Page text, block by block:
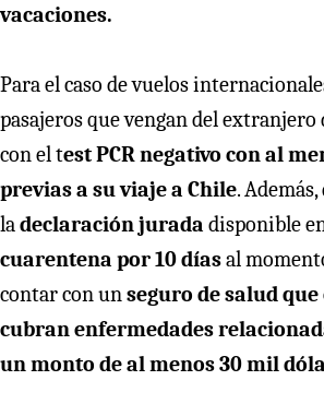
vacaciones.
Para el caso de vuelos
pasajeros que vengan del
con el test PCR negativo con al
previas a su viaje a Chile.
ladeclaración jurada disponible
cuarentena por 10 díasal
contar con unseguro de salud
cubran enfermedades
un monto de al menos 30 mil